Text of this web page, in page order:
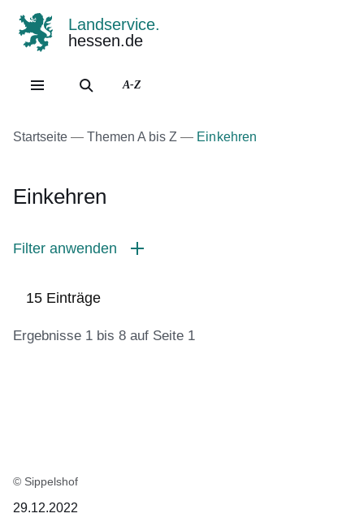
Landservice.
hessen.de
A-Z
Startseite Themen A bis Z Einkehren
Einkehren
Filter anwenden
15 Einträge
Ergebnisse 1 bis 8 auf Seite 1
Seite
© Sippelshof
29.12.2022